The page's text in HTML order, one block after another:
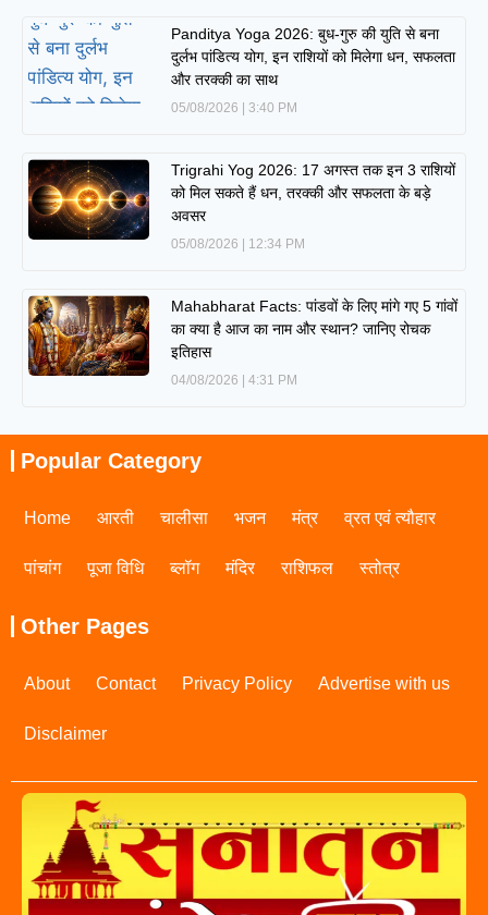
Panditya Yoga 2026: बुध-गुरु की युति से बना
दुर्लभ पांडित्य योग, इन राशियों को मिलेगा धन, सफलता
और तरक्की का साथ
05/08/2026 3:40 PM
Trigrahi Yog 2026: 17 अगस्त तक इन 3 राशियों
को मिल सकते हैं धन, तरक्की और सफलता के बड़े
अवसर
05/08/2026 12:34 PM
Mahabharat Facts: पांडवों के लिए मांगे गए 5 गांवों
का क्या है आज का नाम और स्थान? जानिए रोचक
इतिहास
04/08/2026 4:31 PM
Popular Category
Home आरती चालीसा भजन मंत्र व्रत एवं त्यौहार
पांचांग पूजा विधि ब्लॉग मंदिर राशिफल स्तोत्र
Other Pages
About Contact Privacy Policy Advertise with us
Disclaimer